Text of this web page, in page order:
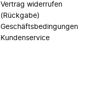
Vertrag widerrufen
(Rückgabe)
Geschäftsbedingungen
Kundenservice